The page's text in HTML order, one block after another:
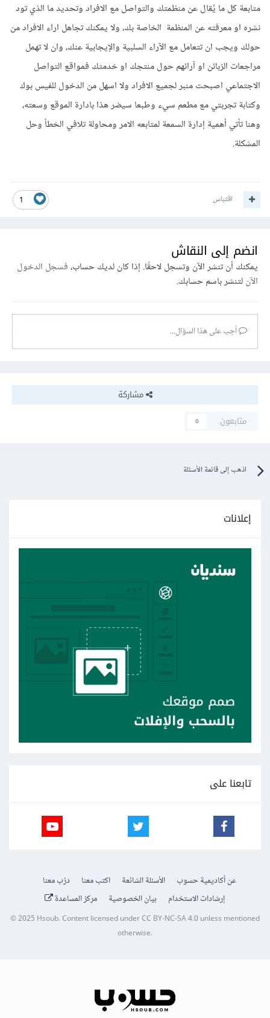
متابعة كل ما يُقال عن منظمتك والتواصل مع الافراد وتحديد ما الذي تود
نشره او معرفته عن المنظمة الخاصة بك، ولا يمكنك تجاهل اراء الافراد من
حولك ويجب ان تتعامل مع الآراء السلبية والإيجابية عنك، وان لا تهمل
مراجعات الزبائن او آرائهم حول منتجك او خدمتك فمواقع التواصل
الاجتماعي اصبحت منبر لجميع الافراد ولا اسهل من الدخول للفيس بوك
وكتابة تجربتي مع مطعم سيء وطبعا سيضر هذا بادارة الموقع وسعته،
وهنا تأتي أهمية إدارة السمعة لمتابعه الامر ومحاولة تلافي الخطأ وحل
المشكلة.
1 اقتباس
انضم إلى النقاش
يمكنك أن تنشر الآن وتسجل لاحقًا. إذا كان لديك حساب،فسجل الدخول
الآنلتنشر باسم حسابك.
أجب على هذا السؤال...
مشاركة
متابعون
0
اذهب إلى قائمة الأسئلة
إعلانات
تابعنا على
عن أكاديمية حسوب الأسئلة الشائعة اكتب معنا
درّب معنا
إرشادات الاستخدام
بيان الخصوصية مركز المساعدة
© 2025Hsoub.Content licensed underCC BY-NC-SA 4.0unless mentioned
otherwise.